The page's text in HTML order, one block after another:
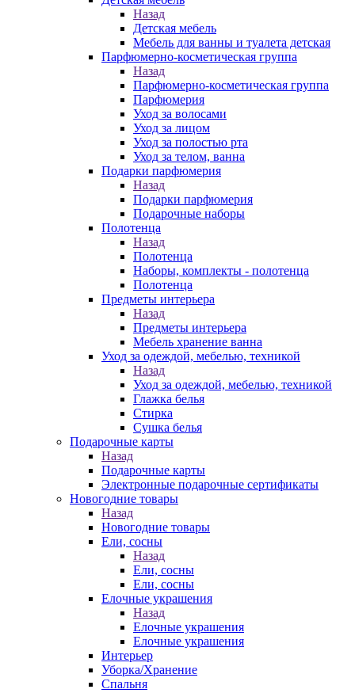
Назад
Детская мебель
Мебель для ванны и туалета детская
Парфюмерно-косметическая группа
Назад
Парфюмерно-косметическая группа
Парфюмерия
Уход за волосами
Уход за лицом
Уход за полостью рта
Уход за телом, ванна
Подарки парфюмерия
Назад
Подарки парфюмерия
Подарочные наборы
Полотенца
Назад
Полотенца
Наборы, комплекты - полотенца
Полотенца
Предметы интерьера
Назад
Предметы интерьера
Мебель хранение ванна
Уход за одеждой, мебелью, техникой
Назад
Уход за одеждой, мебелью, техникой
Глажка белья
Стирка
Сушка белья
Подарочные карты
Назад
Подарочные карты
Электронные подарочные сертификаты
Новогодние товары
Назад
Новогодние товары
Ели, сосны
Назад
Ели, сосны
Ели, сосны
Елочные украшения
Назад
Елочные украшения
Елочные украшения
Интерьер
Уборка/Хранение
Спальня